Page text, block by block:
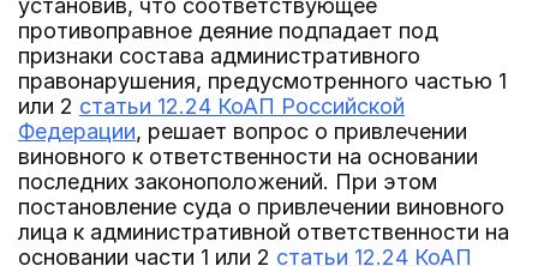
установив, что соответствующее
противоправное деяние подпадает под
признаки состава административного
правонарушения, предусмотренного частью 1
или 2 статьи 12.24 КоАП Российской
Федерации, решает вопрос о привлечении
виновного к ответственности на основании
последних законоположений. При этом
постановление суда о привлечении виновного
лица к административной ответственности на
основании части 1 или 2 статьи 12.24 КоАП